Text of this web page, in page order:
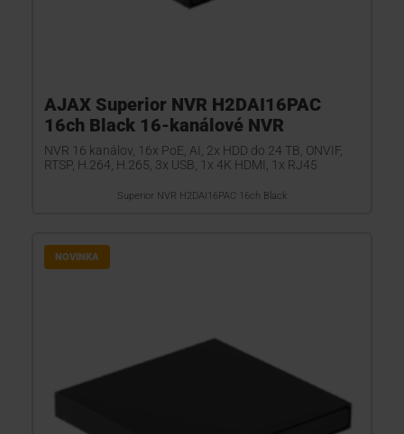
AJAX Superior NVR H2DAI16PAC
16ch Black 16-kanálové NVR
NVR 16 kanálov, 16x PoE, AI, 2x HDD do 24 TB, ONVIF,
RTSP, H.264, H.265, 3x USB, 1x 4K HDMI, 1x RJ45
Superior NVR H2DAI16PAC 16ch Black
NOVINKA